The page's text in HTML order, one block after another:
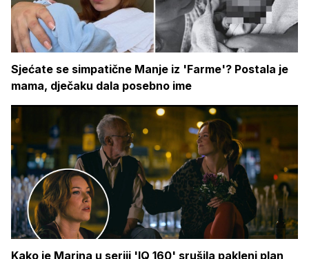
Sjećate se simpatične Manje iz 'Farme'? Postala je
mama, dječaku dala posebno ime
Kako je Marina u seriji 'IQ 160' srušila pakleni plan